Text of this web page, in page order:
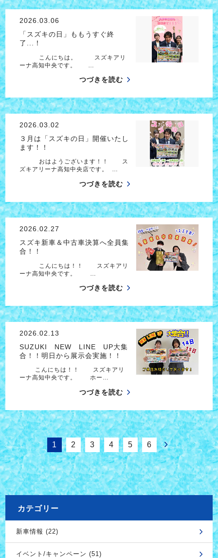
2026.03.06
「スズキの日」ももうすぐ終
了...！
こんにちは。 スズキアリ
ーナ高知中央です。 …
つづきを読む
2026.03.02
３月は「スズキの日」開催いたし
ます！！
おはようございます！！ ス
ズキアリーナ高知中央店です。 …
つづきを読む
2026.02.27
スズキ新車＆中古車決算へ全員集
合！！
こんにちは！！ スズキアリ
ーナ高知中央です。 …
つづきを読む
2026.02.13
SUZUKI NEW LINE UP大集
合！！明日から展示会実施！！
こんにちは！！ スズキアリ
ーナ高知中央です。 ホー…
つづきを読む
1 2 3 4 5 6
カテゴリー
新車情報 (22)
イベント/キャンペーン (51)